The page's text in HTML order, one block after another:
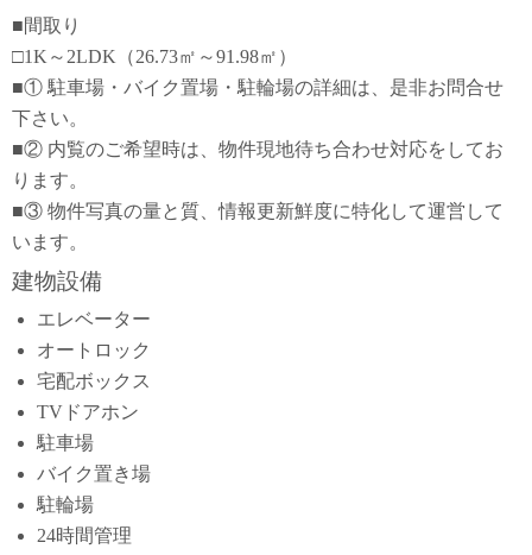
■間取り
□1K～2LDK（26.73㎡～91.98㎡）
■① 駐車場・バイク置場・駐輪場の詳細は、是非お問合せ
下さい。
■② 内覧のご希望時は、物件現地待ち合わせ対応をしてお
ります。
■③ 物件写真の量と質、情報更新鮮度に特化して運営して
います。
建物設備
エレベーター
オートロック
宅配ボックス
TVドアホン
駐車場
バイク置き場
駐輪場
24時間管理